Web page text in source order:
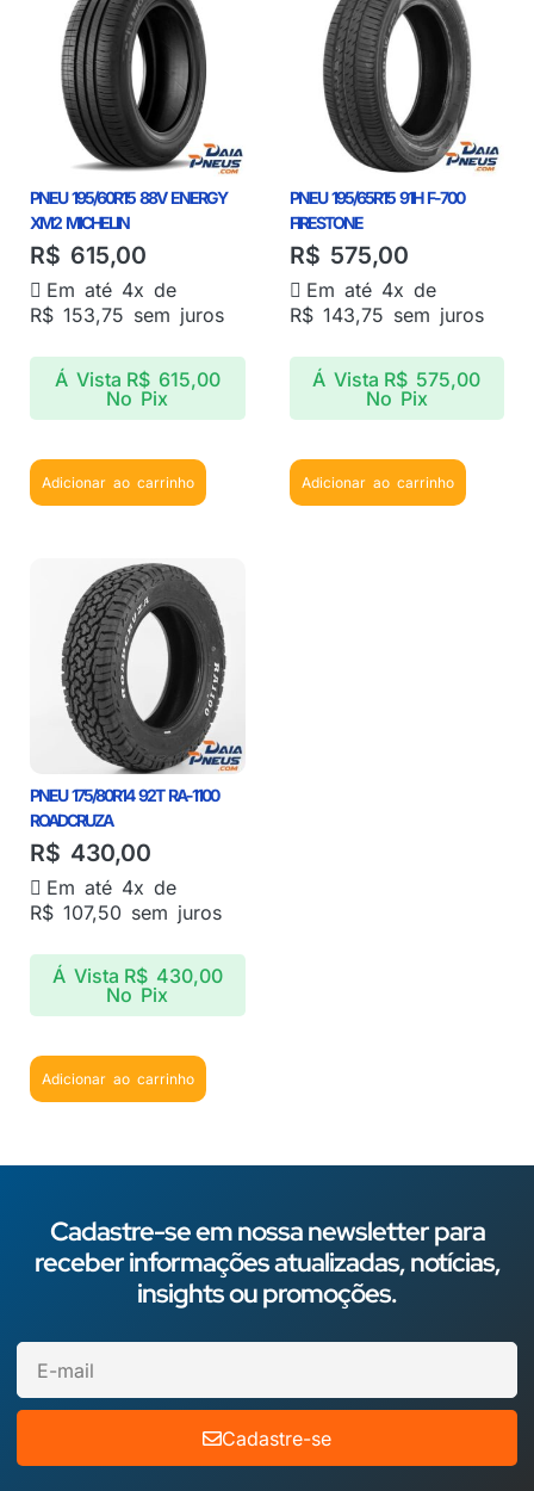
PNEU 195/60R15 88V ENERGY
XM2 MICHELIN
R$ 615,00
Em até 4x de
R$ 153,75 sem juros
Á Vista R$615,00
No Pix
Adicionar ao carrinho
PNEU 195/65R15 91H F-700
FIRESTONE
R$ 575,00
Em até 4x de
R$143,75 sem juros
Á Vista R$ 575,00
No Pix
Adicionar ao carrinho
PNEU 175/80R14 92T RA-1100
ROADCRUZA
R$ 430,00
Em até 4x de
R$ 107,50 sem juros
Á Vista R$430,00
No Pix
Adicionar ao carrinho
Cadastre-se em nossa newsletter para
receber informações atualizadas, notícias,
insights ou promoções.
Cadastre-se